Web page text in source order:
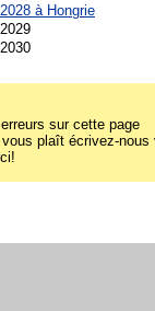
à Hongrie
sur cette page
plaît écrivez-nous